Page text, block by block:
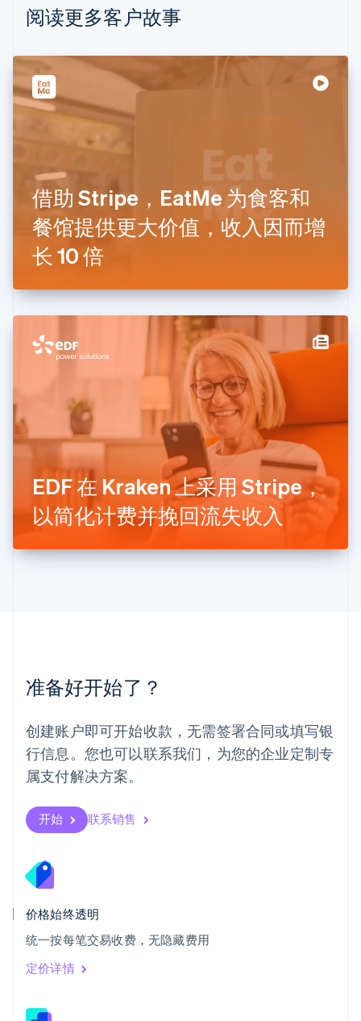
阅读更多客户故事
借助 Stripe，EatMe 为食客和
餐馆提供更大价值，收入因而增
长 10 倍
EDF 在 Kraken 上采用 Stripe，
以简化计费并挽回流失收入
准备好开始了？
创建账户即可开始收款，无需签署合同或填写银
行信息。您也可以联系我们，为您的企业定制专
属支付解决方案。
开始 联系销售
价格始终透明
统一按每笔交易收费，无隐藏费用
定价详情
Nederlands Français Deutsch
波兰
丹麦
English
德国
DeutschEnglish
法国
English
English
荷兰
Nederlands English
加拿大
English Français
捷克
克罗地亚
立陶宛
DeutschEnglish
卢森堡
FrançaisDeutsch English
English
马尔他
English
马来西亚
English 简体中文
美国
日本
日本語English
SvenskaEnglish
瑞士
DeutschFrançais ItalianoEnglish
塞浦路斯
斯洛伐克
English
English
泰国
ไทย
希腊
English
西班牙
Español
新加坡
新西兰